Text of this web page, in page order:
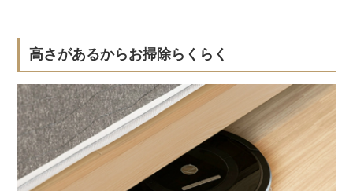
高さがあるからお掃除らくらく